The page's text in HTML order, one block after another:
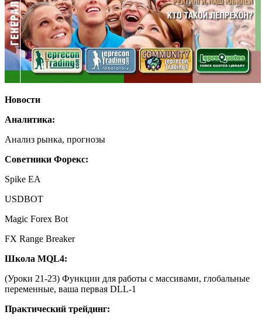
Новости
Аналитика:
Анализ рынка, прогнозы
Советники Форекс:
Spike EA
USDBOT
Magic Forex Bot
FX Range Breaker
Школа MQL4:
(Уроки 21-23) Функции для работы с массивами, глобальные
переменные, ваша первая DLL-1
Практический трейдинг: